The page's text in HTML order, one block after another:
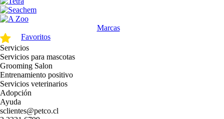
Marcas
Favoritos
Servicios
Servicios para mascotas
Grooming Salon
Entrenamiento positivo
Servicios veterinarios
Adopción
Ayuda
sclientes@petco.cl